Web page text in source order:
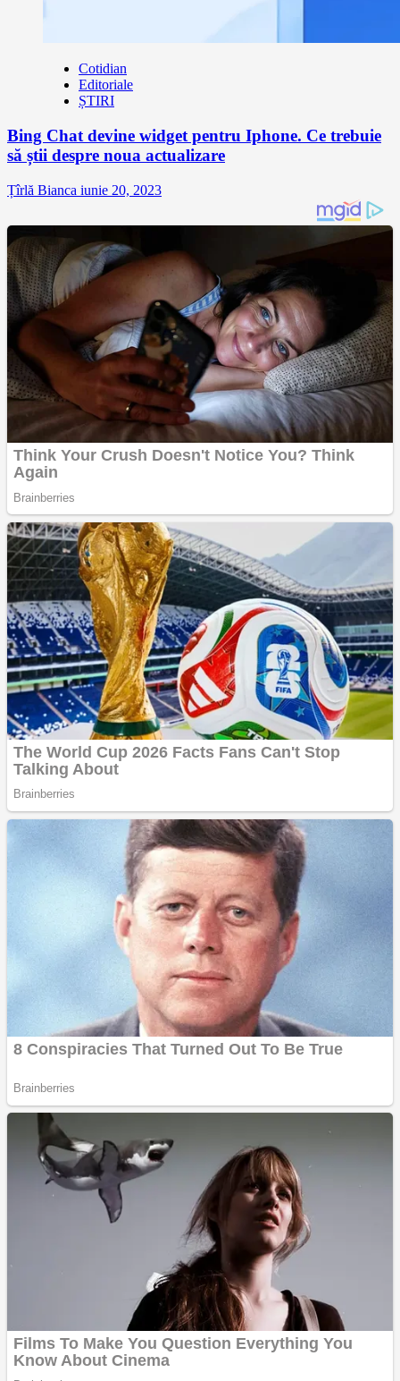
Cotidian
Editoriale
ȘTIRI
Bing Chat devine widget pentru Iphone. Ce trebuie
să știi despre noua actualizare
Țîrlă Bianca iunie 20, 2023